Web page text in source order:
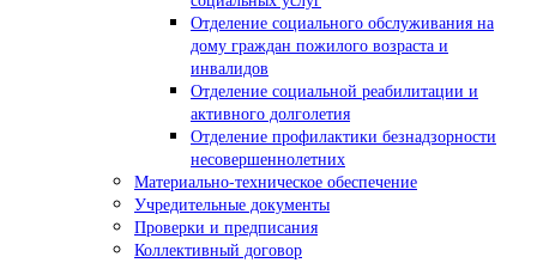
Отделение социального обслуживания на
дому граждан пожилого возраста и
инвалидов
Отделение социальной реабилитации и
активного долголетия
Отделение профилактики безнадзорности
несовершеннолетних
Материально-техническое обеспечение
Учредительные документы
Проверки и предписания
Коллективный договор